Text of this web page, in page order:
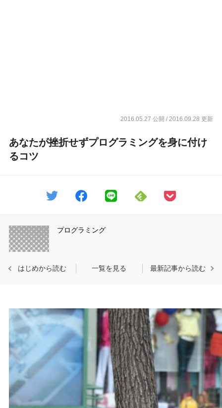
2016.05.27 公開/ 2016.09.28 更新
あなたが挫折せずプログラミングを身に付け
るコツ
プログラミング
はじめから読む 一覧を見る 最新記事から読む